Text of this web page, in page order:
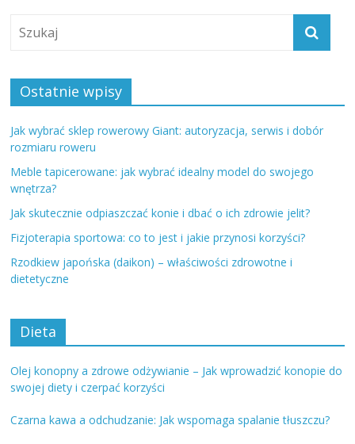
Ostatnie wpisy
Jak wybrać sklep rowerowy Giant: autoryzacja, serwis i dobór
rozmiaru roweru
Meble tapicerowane: jak wybrać idealny model do swojego
wnętrza?
Jak skutecznie odpiaszczać konie i dbać o ich zdrowie jelit?
Fizjoterapia sportowa: co to jest i jakie przynosi korzyści?
Rzodkiew japońska (daikon) – właściwości zdrowotne i
dietetyczne
Dieta
Olej konopny a zdrowe odżywianie – Jak wprowadzić konopie do
swojej diety i czerpać korzyści
Czarna kawa a odchudzanie: Jak wspomaga spalanie tłuszczu?